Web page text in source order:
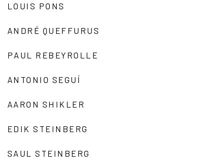
LOUIS PONS
ANDRÉ QUEFFURUS
PAUL REBEYROLLE
ANTONIO SEGUÍ
AARON SHIKLER
EDIK STEINBERG
SAUL STEINBERG